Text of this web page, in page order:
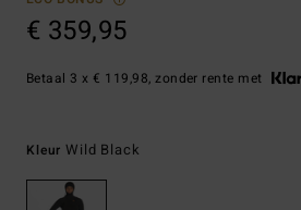
€ 359,95
Betaal 3 x € 119,98, zonder rente met
KleurWild Black